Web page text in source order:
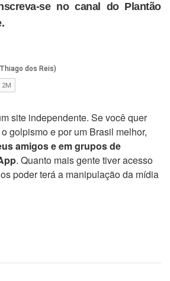
se no canal do Plantão
site independente. Se você quer
golpismo e por um Brasil melhor,
amigos e em grupos de
. Quanto mais gente tiver acesso
poder terá a manipulação da mídia